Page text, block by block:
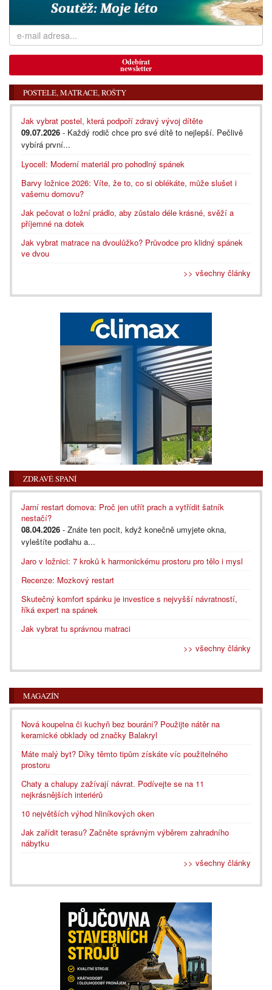
Odebírat
newsletter
POSTELE, MATRACE, ROŠTY
Jak vybrat postel, která podpoří zdravý vývoj dítěte
09.07.2026 - Každý rodič chce pro své dítě to nejlepší. Pečlivě
vybírá první...
Lyocell: Moderní materiál pro pohodlný spánek
Barvy ložnice 2026: Víte, že to, co si oblékáte, může slušet i
vašemu domovu?
Jak pečovat o ložní prádlo, aby zůstalo déle krásné, svěží a
příjemné na dotek
Jak vybrat matrace na dvoulůžko? Průvodce pro klidný spánek
ve dvou
>> všechny články
ZDRAVÉ SPANÍ
Jarní restart domova: Proč jen utřít prach a vytřídit šatník
nestačí?
08.04.2026 - Znáte ten pocit, když konečně umyjete okna,
vyleštíte podlahu a...
Jaro v ložnici: 7 kroků k harmonickému prostoru pro tělo i mysl
Recenze: Mozkový restart
Skutečný komfort spánku je investice s nejvyšší návratností,
říká expert na spánek
Jak vybrat tu správnou matraci
>> všechny články
MAGAZÍN
Nová koupelna či kuchyň bez bourání? Použijte nátěr na
keramické obklady od značky Balakryl
Máte malý byt? Díky těmto tipům získáte víc použitelného
prostoru
Chaty a chalupy zažívají návrat. Podívejte se na 11
nejkrásnějších interiérů
10 největších výhod hliníkových oken
Jak zařídit terasu? Začněte správným výběrem zahradního
nábytku
>> všechny články